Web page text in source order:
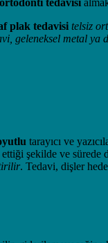
ortodonti tedavisi
plak tedavisi telsiz
geleneksel metal
tarayıcı ve
şekilde ve sürede
. Tedavi, dişler